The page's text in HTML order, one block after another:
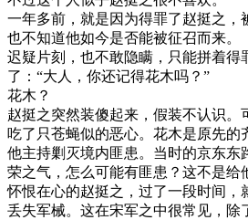
一年多前，就是因为得罪了赵挺之，
也不知道他如今是否能被征召而来。
迟疑片刻，也不敢隐瞒，只能拼着得
了：“大人，你还记得花木吗？”
花木？
赵挺之突然装傻起来，假装不认识。
吃了只苍蝇似的恶心。花木是原先的
他主持剿灭境内匪患。当时的京东东
荣之气，怎么可能有匪患？这不是给
怀恨在心的赵挺之，过了一段时间，
丢失军械。这在宋军之中很常见，除